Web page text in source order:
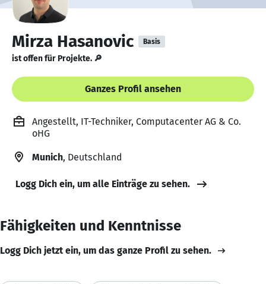
Mirza Hasanovic Basis
ist offen für Projekte. 🔎
Ganzes Profil ansehen
Angestellt, IT-Techniker, Computacenter AG & Co.
oHG
Munich, Deutschland
Logg Dich ein, um alle Einträge zu sehen.
Fähigkeiten und Kenntnisse
Logg Dich jetzt ein, um das ganze Profil zu sehen.